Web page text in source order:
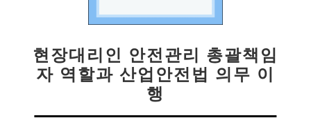
현장대리인 안전관리 총괄책임
자 역할과 산업안전법 의무 이
행